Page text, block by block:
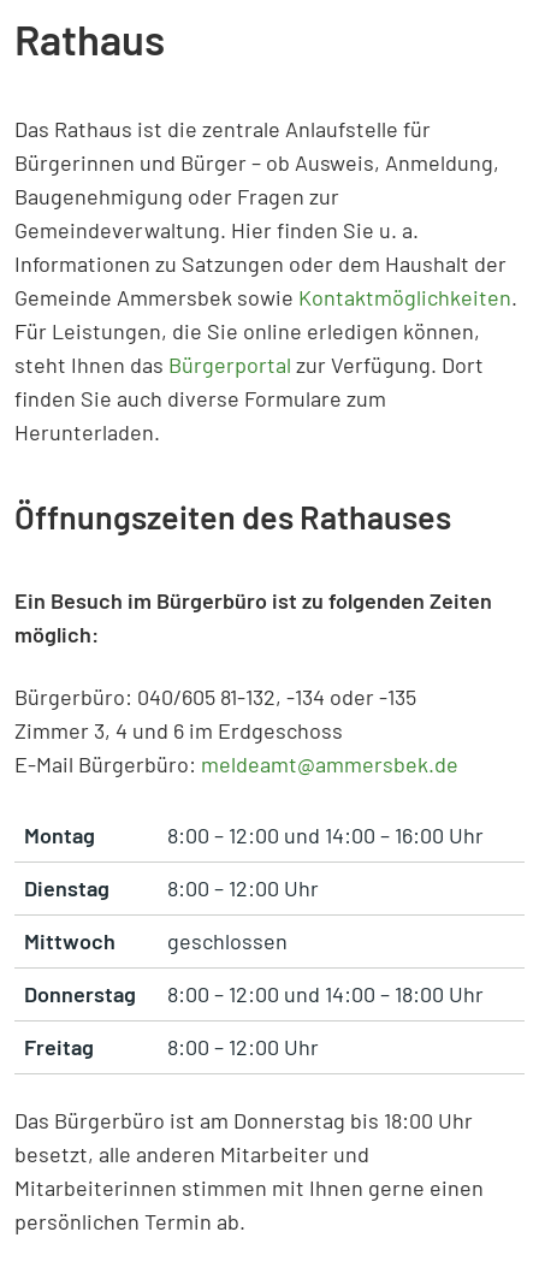
Rathaus
Das Rathaus ist die zentrale Anlaufstelle für
Bürgerinnen und Bürger – ob Ausweis, Anmeldung,
Baugenehmigung oder Fragen zur
Gemeindeverwaltung. Hier finden Sie u. a.
Informationen zu Satzungen oder dem Haushalt der
Gemeinde Ammersbek sowie Kontaktmöglichkeiten.
Für Leistungen, die Sie online erledigen können,
steht Ihnen das Bürgerportal zur Verfügung. Dort
finden Sie auch diverse Formulare zum
Herunterladen.
Öffnungszeiten des Rathauses
Ein Besuch im Bürgerbüro ist zu folgenden Zeiten
möglich:
Bürgerbüro: 040/605 81-132, -134 oder -135
Zimmer 3, 4 und 6 im Erdgeschoss
E-Mail Bürgerbüro: meldeamt@ammersbek.de
Montag
8:00 – 12:00 und 14:00 – 16:00 Uhr
Dienstag
8:00 – 12:00 Uhr
Mittwoch
geschlossen
Donnerstag
8:00 – 12:00 und 14:00 – 18:00 Uhr
Freitag
8:00 – 12:00 Uhr
Das Bürgerbüro ist am Donnerstag bis 18:00 Uhr
besetzt, alle anderen Mitarbeiter und
Mitarbeiterinnen stimmen mit Ihnen gerne einen
persönlichen Termin ab.